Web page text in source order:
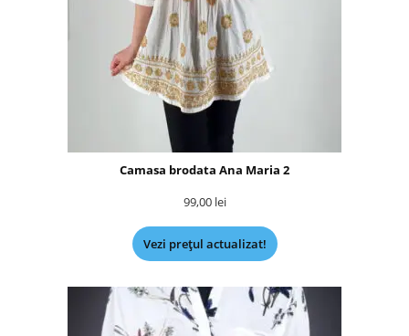
Camasa brodata Ana Maria 2
99,00 lei
Vezi prețul actualizat!